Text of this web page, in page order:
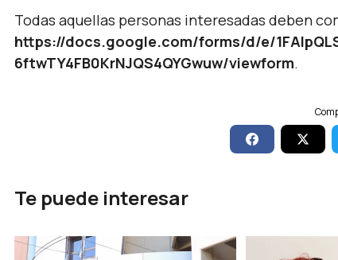
Todas aquellas personas interesadas deben
https://docs.google.com/forms/d/e/
6ftwTY4FB0KrNJQS4QYGwuw/viewform.
Te puede interesar